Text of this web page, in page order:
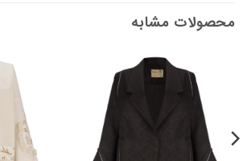
محصولات مشابه